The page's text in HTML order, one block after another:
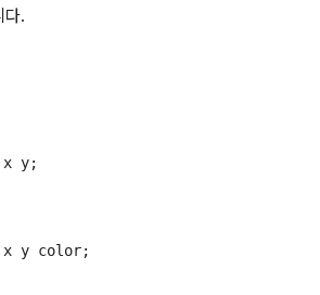
다.
y;
y color;